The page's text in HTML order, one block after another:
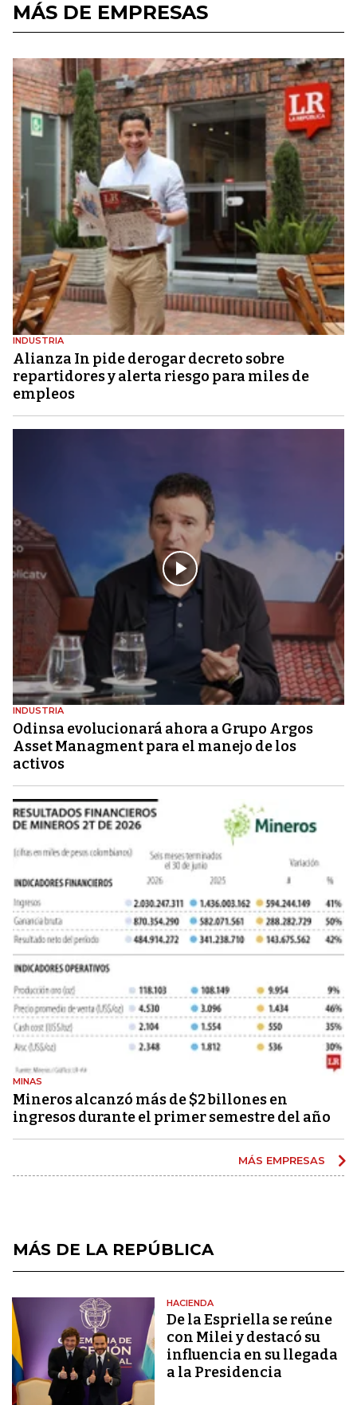
MÁS DE EMPRESAS
INDUSTRIA
Alianza In pide derogar decreto sobre
repartidores y alerta riesgo para miles de
empleos
INDUSTRIA
Odinsa evolucionará ahora a Grupo Argos
Asset Managment para el manejo de los
activos
MINAS
Mineros alcanzó más de $2 billones en
ingresos durante el primer semestre del año
MÁS EMPRESAS
MÁS DE LA REPÚBLICA
HACIENDA
De la Espriella se reúne
con Milei y destacó su
influencia en su llegada
a la Presidencia